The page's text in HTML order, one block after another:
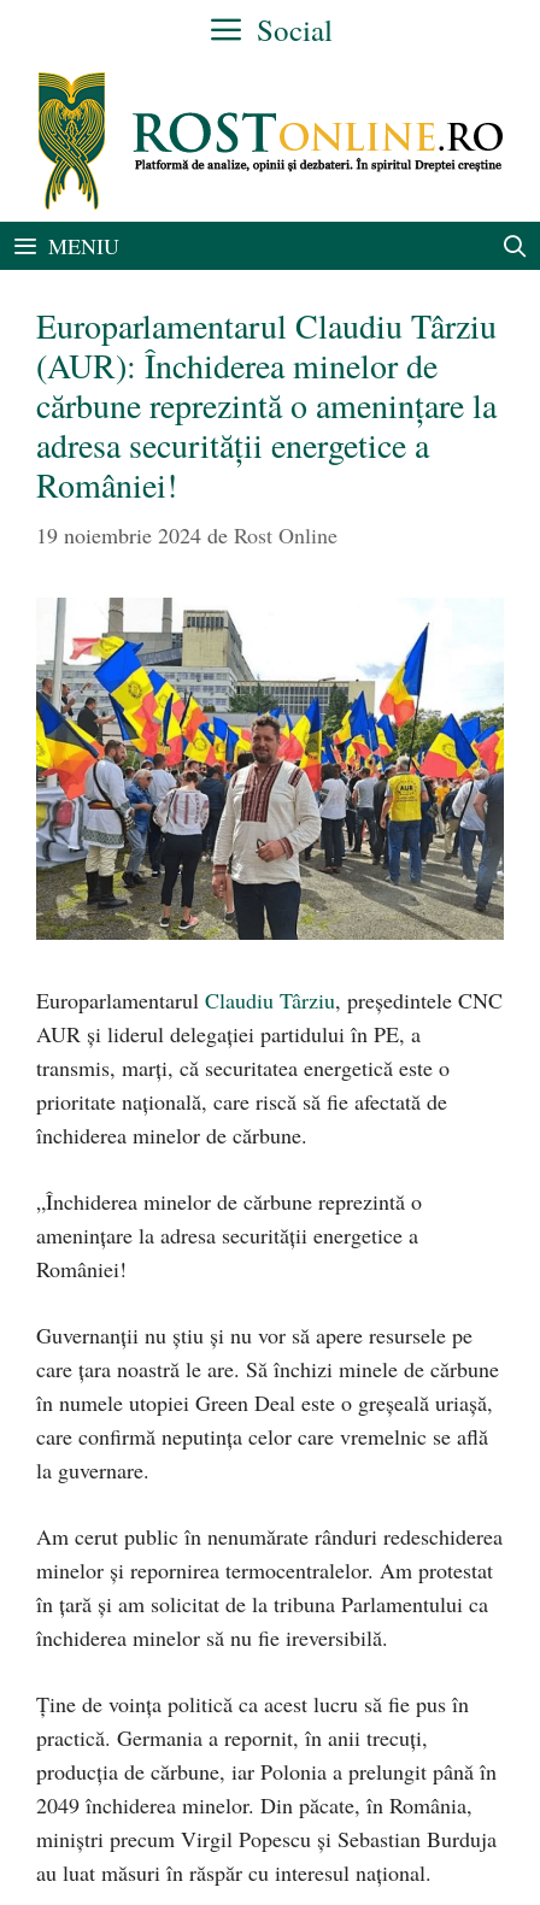
conținut
Social
MENIU
Europarlamentarul Claudiu Târziu
(AUR): Închiderea minelor de
cărbune reprezintă o amenințare la
adresa securității energetice a
României!
19 noiembrie 2024 de Rost Online
Europarlamentarul Claudiu Târziu, președintele CNC
AUR și liderul delegației partidului în PE, a
transmis, marți, că securitatea energetică este o
prioritate națională, care riscă să fie afectată de
închiderea minelor de cărbune.
„Închiderea minelor de cărbune reprezintă o
amenințare la adresa securității energetice a
României!
Guvernanții nu știu și nu vor să apere resursele pe
care țara noastră le are. Să închizi minele de cărbune
în numele utopiei Green Deal este o greșeală uriașă,
care confirmă neputința celor care vremelnic se află
la guvernare.
Am cerut public în nenumărate rânduri redeschiderea
minelor și repornirea termocentralelor. Am protestat
în țară și am solicitat de la tribuna Parlamentului ca
închiderea minelor să nu fie ireversibilă.
Ține de voința politică ca acest lucru să fie pus în
practică. Germania a repornit, în anii trecuți,
producția de cărbune, iar Polonia a prelungit până în
2049 închiderea minelor. Din păcate, în România,
miniștri precum Virgil Popescu și Sebastian Burduja
au luat măsuri în răspăr cu interesul național.